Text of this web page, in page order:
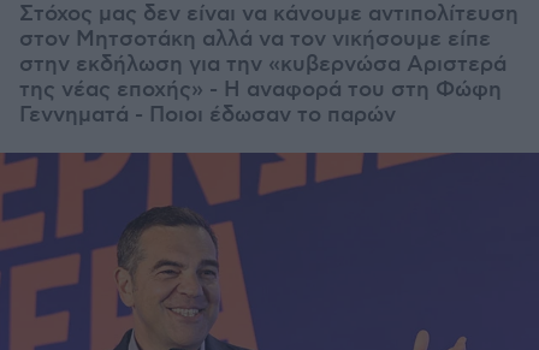
Στόχος μας δεν είναι να κάνουμε αντιπολίτευση
στον Μητσοτάκη αλλά να τον νικήσουμε είπε
στην εκδήλωση για την «κυβερνώσα Αριστερά
της νέας εποχής» - Η αναφορά του στη Φώφη
Γεννηματά - Ποιοι έδωσαν το παρών